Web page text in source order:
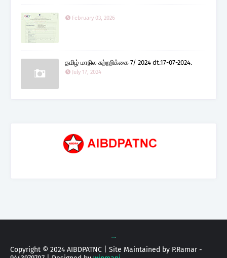
February 03, 2026
தமிழ் மாநில சுற்றறிக்கை 7/ 2024 dt.17-07-2024.
July 17, 2024
Copyright © 2024 AIBDPATNC | Site Maintained by P.Ramar -